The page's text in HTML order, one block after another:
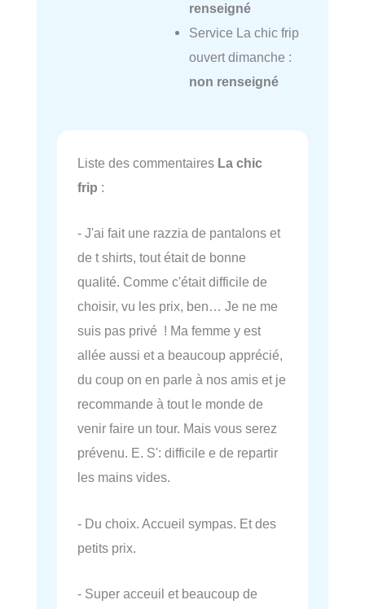
renseigné
Service La chic frip
ouvert dimanche :
non renseigné
Liste des commentaires La chic
frip :
- J'ai fait une razzia de pantalons et
de t shirts, tout était de bonne
qualité. Comme c'était difficile de
choisir, vu les prix, ben… Je ne me
suis pas privé ! Ma femme y est
allée aussi et a beaucoup apprécié,
du coup on en parle à nos amis et je
recommande à tout le monde de
venir faire un tour. Mais vous serez
prévenu. E. S': difficile e de repartir
les mains vides.
- Du choix. Accueil sympas. Et des
petits prix.
- Super acceuil et beaucoup de